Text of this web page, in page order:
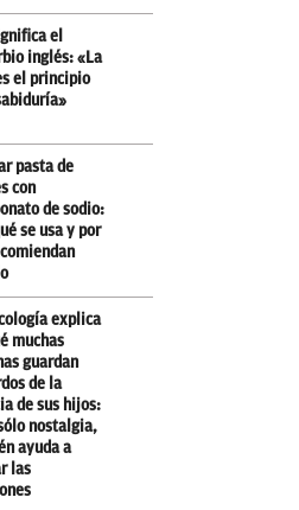
el
inglés: «La
el principio
pasta de
con
de sodio:
se usa y por
explica
muchas
guardan
de la
de sus hijos:
nostalgia,
ayuda a
las